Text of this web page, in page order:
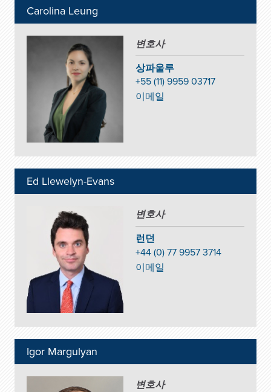
Carolina Leung
변호사
상파울루
+55 (11) 9959 03717
이메일
Ed Llewelyn-Evans
변호사
런던
+44 (0) 77 9957 3714
이메일
Igor Margulyan
변호사